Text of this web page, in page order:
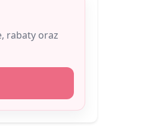
rabaty oraz